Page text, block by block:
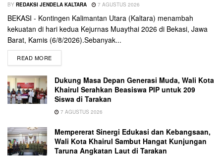
BY REDAKSI JENDELA KALTARA 7 AGUSTUS 2026
BEKASI - Kontingen Kalimantan Utara (Kaltara) menambah
kekuatan di hari kedua Kejurnas Muaythai 2026 di Bekasi, Jawa
Barat, Kamis (6/8/2026).Sebanyak...
READ MORE
Dukung Masa Depan Generasi Muda, Wali Kota
Khairul Serahkan Beasiswa PIP untuk 209
Siswa di Tarakan
7 AGUSTUS 2026
Mempererat Sinergi Edukasi dan Kebangsaan,
Wali Kota Khairul Sambut Hangat Kunjungan
Taruna Angkatan Laut di Tarakan